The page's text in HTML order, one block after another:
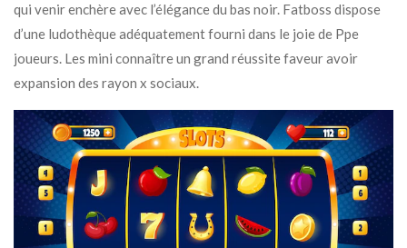
qui venir enchère avec l’élégance du bas noir. Fatboss dispose
d’une ludothèque adéquatement fourni dans le joie de Ppe
joueurs. Les mini connaître un grand réussite faveur avoir
expansion des rayon x sociaux.